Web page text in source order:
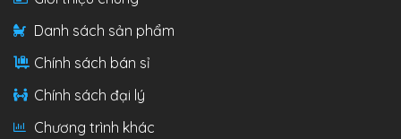
Danh sách sản phẩm
Chính sách bán sỉ
Chính sách đại lý
Chương trình khác